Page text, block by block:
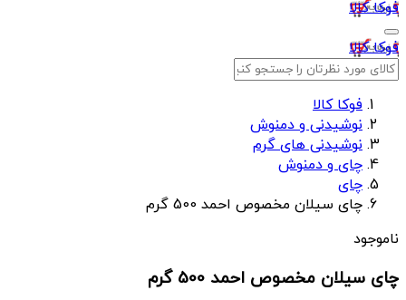
فوکا کالا
فوکا کالا
فوکا کالا
نوشیدنی و دمنوش
نوشیدنی های گرم
چای و دمنوش
چای
چای سیلان مخصوص احمد 500 گرم
ناموجود
چای سیلان مخصوص احمد 500 گرم